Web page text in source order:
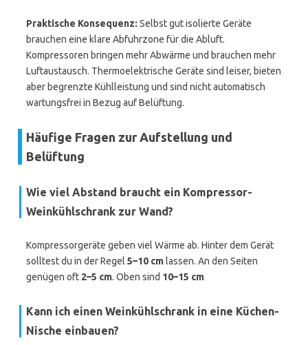
Praktische Konsequenz: Selbst gut isolierte Geräte
brauchen eine klare Abfuhrzone für die Abluft.
Kompressoren bringen mehr Abwärme und brauchen mehr
Luftaustausch. Thermoelektrische Geräte sind leiser, bieten
aber begrenzte Kühlleistung und sind nicht automatisch
wartungsfrei in Bezug auf Belüftung.
Häufige Fragen zur Aufstellung und
Belüftung
Wie viel Abstand braucht ein Kompressor-
Weinkühlschrank zur Wand?
Kompressorgeräte geben viel Wärme ab. Hinter dem Gerät
solltest du in der Regel 5–10 cm lassen. An den Seiten
genügen oft 2–5 cm. Oben sind 10–15 cm
Kann ich einen Weinkühlschrank in eine Küchen-
Nische einbauen?